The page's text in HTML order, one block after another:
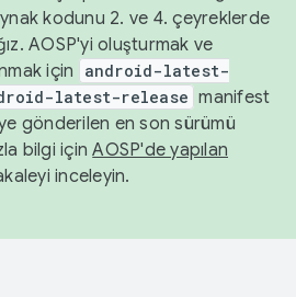
kodunu 2. ve 4. çeyreklerde
AOSP'yi oluşturmak ve
için
android-latest-
latest-release manifest
gönderilen en son sürümü
bilgi içinAOSP'de yapılan
inceleyin.